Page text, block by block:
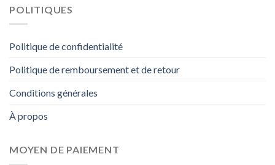
POLITIQUES
Politique de confidentialité
Politique de remboursement et de retour
Conditions générales
À propos
MOYEN DE PAIEMENT